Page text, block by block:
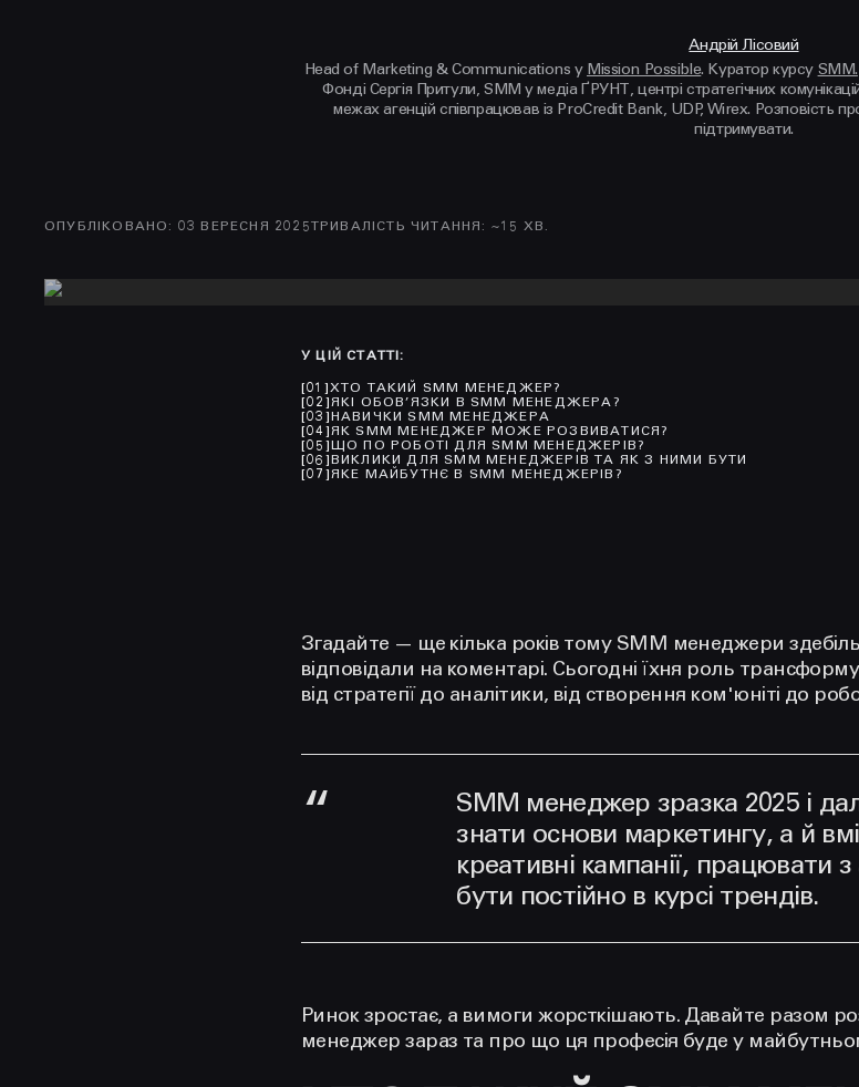
Андрій Лісовий
Head of Marketing & Communications у Mission Possible. Куратор курсу SMM.
Фонді Сергія Притули, SMM у медіа ҐРУНТ, центрі стратегічних
межах агенцій співпрацював із ProCredit Bank, UDP, Wirex. Розповість
підтримувати.
ОПУБЛІКОВАНО : 03 ВЕРЕСНЯ 2025ТРИВАЛІСТЬ ЧИТАННЯ : ~15 ХВ.
У ЦІЙ СТАТТІ:
[01 ]ХТО ТАКИЙ SMM МЕНЕДЖЕР?
[02 ]ЯКІ ОБОВ’ЯЗКИ В SMM МЕНЕДЖЕРА?
[03 ] НАВИЧКИ SMM МЕНЕДЖЕРА
[04 ]ЯК SMM МЕНЕДЖЕР МОЖЕ РОЗВИВАТИСЯ?
[05 ] ЩО ПО РОБОТІ ДЛЯ SMM МЕНЕДЖЕРІВ?
[06 ] ВИКЛИКИ ДЛЯ SMM МЕНЕДЖЕРІВ ТА ЯК З НИМИ БУТИ
[07 ]ЯКЕ МАЙБУТНЄ В SMM МЕНЕДЖЕРІВ?
Згадайте — ще кілька років тому SMM менеджери
відповідали на коментарі. Сьогодні їхня роль
від стратегії до аналітики, від створення ком'юніті до
SMM менеджер зразка 2025 і
знати основи маркетингу, а й
креативні кампанії, працювати
бути постійно в курсі трендів.
Ринок зростає, а вимоги жорсткішають. Давайте разом
менеджер зараз та про що ця професія буде у